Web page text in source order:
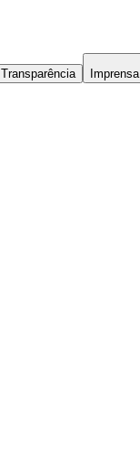
Transparência Imprensa